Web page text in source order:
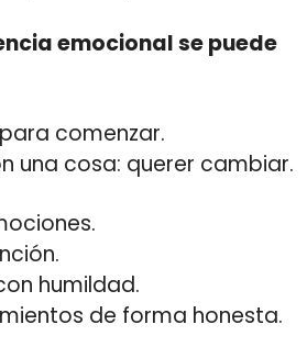
emocional se puede
comenzar.
una cosa: querer cambiar.
humildad.
de forma honesta.